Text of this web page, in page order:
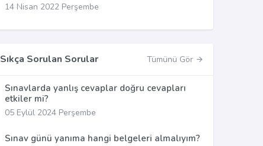
14 Nisan 2022 Perşembe
Sıkça Sorulan Sorular Tümünü Gör
Sınavlarda yanlış cevaplar doğru cevapları
etkiler mi?
05 Eylül 2024 Perşembe
Sınav günü yanıma hangi belgeleri almalıyım?